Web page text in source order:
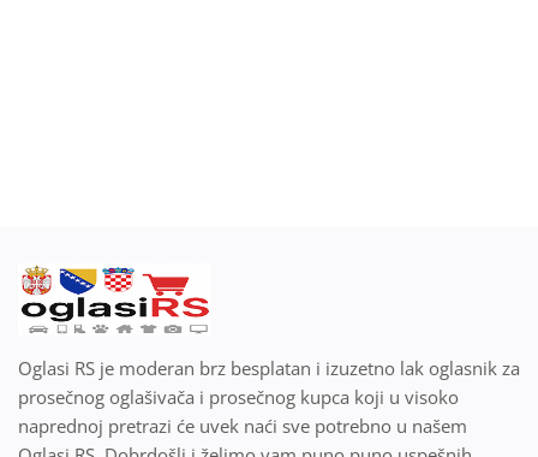
Oglasi RS je moderan brz besplatan i izuzetno lak oglasnik za
prosečnog oglašivača i prosečnog kupca koji u visoko
naprednoj pretrazi će uvek naći sve potrebno u našem